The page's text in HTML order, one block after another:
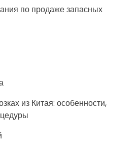
по продаже запасных
из Китая: особенности,